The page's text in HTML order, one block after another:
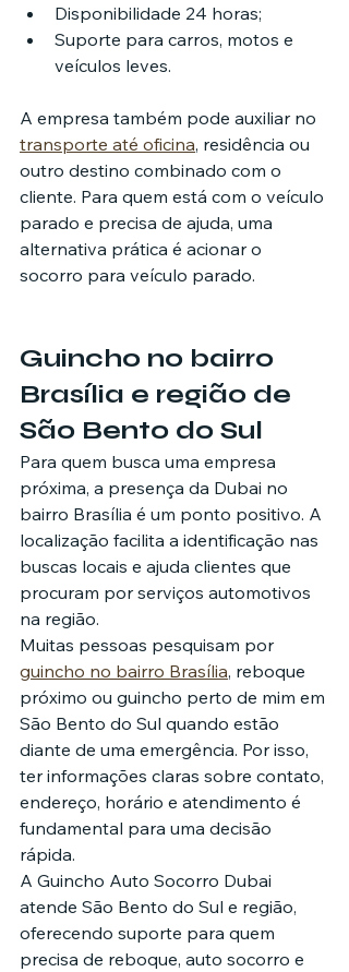
Disponibilidade 24 horas;
Suporte para carros, motos e
veículos leves.
A empresa também pode auxiliar no
transporte até oficina, residência ou
outro destino combinado com o
cliente. Para quem está com o veículo
parado e precisa de ajuda, uma
alternativa prática é acionar o
socorro para veículo parado.
Guincho no bairro
Brasília e região de
São Bento do Sul
Para quem busca uma empresa
próxima, a presença da Dubai no
bairro Brasília é um ponto positivo. A
localização facilita a identificação nas
buscas locais e ajuda clientes que
procuram por serviços automotivos
na região.
Muitas pessoas pesquisam por
guincho no bairro Brasília, reboque
próximo ou guincho perto de mim em
São Bento do Sul quando estão
diante de uma emergência. Por isso,
ter informações claras sobre contato,
endereço, horário e atendimento é
fundamental para uma decisão
rápida.
A Guincho Auto Socorro Dubai
atende São Bento do Sul e região,
oferecendo suporte para quem
precisa de reboque, auto socorro e